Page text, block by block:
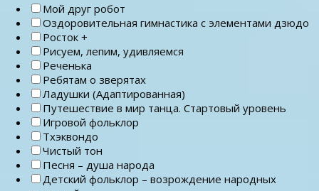
Мой друг робот
Оздоровительная гимнастика с элементами дзюдо
Росток +
Рисуем, лепим, удивляемся
Реченька
Ребятам о зверятах
Ладушки (Адаптированная)
Путешествие в мир танца. Стартовый уровень
Игровой фольклор
Тхэквондо
Чистый тон
Песня – душа народа
Детский фольклор – возрождение народных